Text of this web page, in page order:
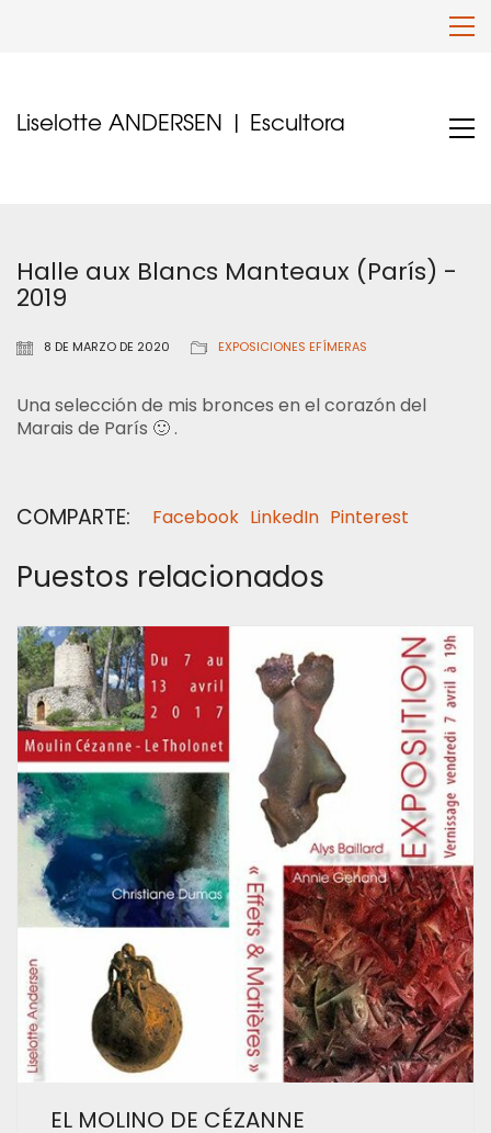
Liselotte ANDERSEN | Escultora
Halle aux Blancs Manteaux (París) -
2019
8 DE MARZO DE 2020 EXPOSICIONES EFÍMERAS
Una selección de mis bronces en el corazón del
Marais de París 🙂 .
COMPARTE: Facebook LinkedIn Pinterest
Puestos relacionados
EL MOLINO DE CÉZANNE